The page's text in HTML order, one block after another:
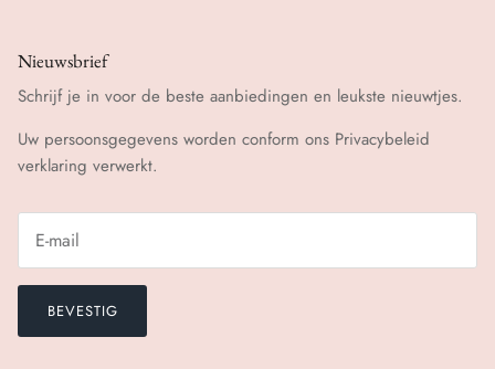
Nieuwsbrief
Schrijf je in voor de beste aanbiedingen en leukste nieuwtjes.
Uw persoonsgegevens worden conform ons Privacybeleid
verklaring verwerkt.
BEVESTIG